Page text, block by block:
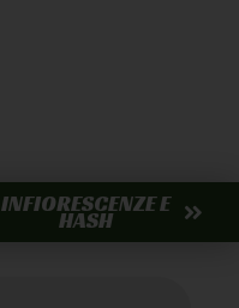
INFIORESCENZE E
HASH